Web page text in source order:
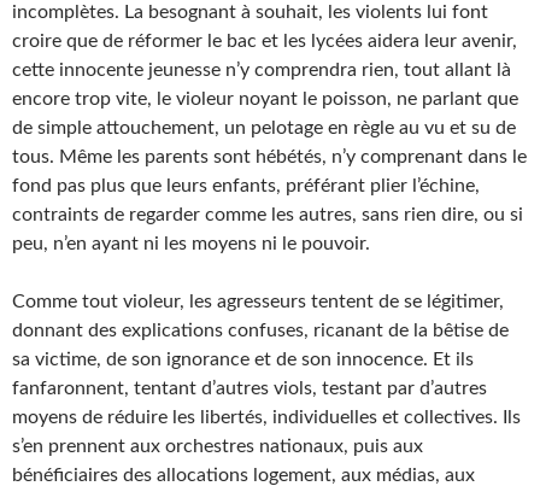
incomplètes. La besognant à souhait, les violents lui font
croire que de réformer le bac et les lycées aidera leur avenir,
cette innocente jeunesse n’y comprendra rien, tout allant là
encore trop vite, le violeur noyant le poisson, ne parlant que
de simple attouchement, un pelotage en règle au vu et su de
tous. Même les parents sont hébétés, n’y comprenant dans le
fond pas plus que leurs enfants, préférant plier l’échine,
contraints de regarder comme les autres, sans rien dire, ou si
peu, n’en ayant ni les moyens ni le pouvoir.
Comme tout violeur, les agresseurs tentent de se légitimer,
donnant des explications confuses, ricanant de la bêtise de
sa victime, de son ignorance et de son innocence. Et ils
fanfaronnent, tentant d’autres viols, testant par d’autres
moyens de réduire les libertés, individuelles et collectives. Ils
s’en prennent aux orchestres nationaux, puis aux
bénéficiaires des allocations logement, aux médias, aux